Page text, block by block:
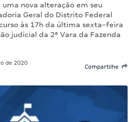
uma nova alteração em seu
Geral do Distrito Federal
às 17h da última sexta-feira
judicial da 2ª Vara da Fazenda
de 2020
Compartilhe